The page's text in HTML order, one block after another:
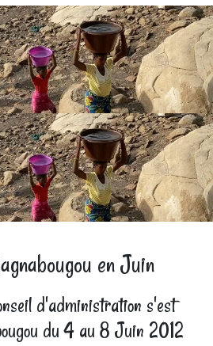
en Juin
d'administration s'est
du 4 au 8 Juin 2012